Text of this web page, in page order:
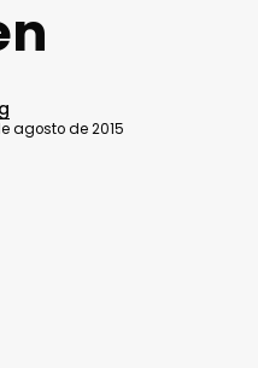
agosto de 2015